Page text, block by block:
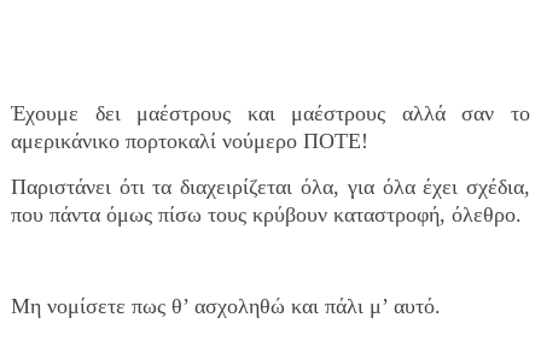
Έχουμε δει μαέστρους και μαέστρους αλλά σαν το
αμερικάνικο πορτοκαλί νούμερο ΠΟΤΕ!
Παριστάνει ότι τα διαχειρίζεται όλα, για όλα έχει σχέδια,
που πάντα όμως πίσω τους κρύβουν καταστροφή, όλεθρο.
Μη νομίσετε πως θ’ ασχοληθώ και πάλι μ’ αυτό.